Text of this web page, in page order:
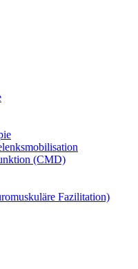
(CMD)
Fazilitation)